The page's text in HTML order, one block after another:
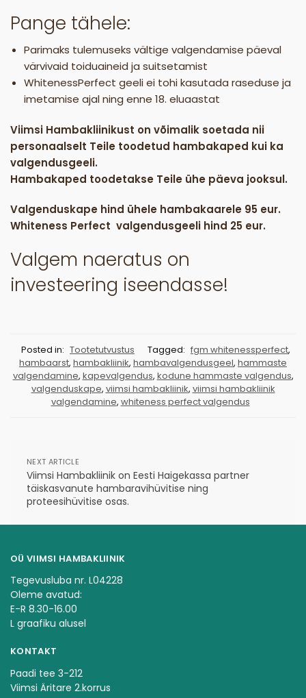
Pange tähele:
Parimaks tulemuseks vältige valgendamise päeval
värvivaid toiduaineid ja suitsetamist
WhitenessPerfect geeli ei tohi kasutada raseduse ja
imetamise ajal ning enne 18. eluaastat
Viimsi Hambakliinikust on võimalik soetada nii
personaalselt Teile toodetud hambakaped kui ka
valgendusgeeli.
Hambakaped toodetakse Teile ühe päeva jooksul.
Valgenduskape hind ühele hambakaarele 95 eur.
Whiteness Perfect valgendusgeeli hind 25 eur.
Valgem naeratus on
investeering iseendasse!
Posted in: Tootetutvustus Tagged: fgm whitenessperfect,
hambaarst, hambakliinik, hambavalgendusgeel, hammaste
valgendamine, kapevalgendus, kodune hammaste valgendus,
valgenduskape, viimsi hambakliinik, viimsi hambakliinik
valgendamine, whiteness perfect valgendus
NEXT ARTICLE
Viimsi Hambakliinik on Eesti Haigekassa partner
täiskasvanute hambaravihüvitise ning
proteesihüvitise osas.
OÜ VIIMSI HAMBAKLIINIK
Tegevusluba nr. L04228
Oleme avatud:
E-R 8.30-16.00
L graafiku alusel
KONTAKT
Paadi tee 3-212
Viimsi Äritare 2.korrus